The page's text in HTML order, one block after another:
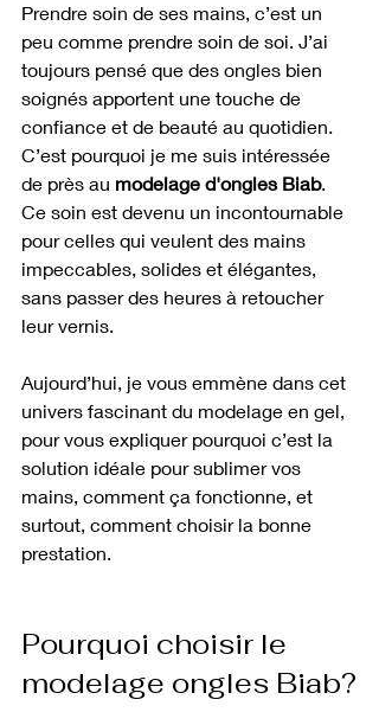
Prendre soin de ses mains, c’est un
peu comme prendre soin de soi. J’ai
toujours pensé que des ongles bien
soignés apportent une touche de
confiance et de beauté au quotidien.
C’est pourquoi je me suis intéressée
de près au modelage d'ongles Biab.
Ce soin est devenu un incontournable
pour celles qui veulent des mains
impeccables, solides et élégantes,
sans passer des heures à retoucher
leur vernis.
Aujourd’hui, je vous emmène dans cet
univers fascinant du modelage en gel,
pour vous expliquer pourquoi c’est la
solution idéale pour sublimer vos
mains, comment ça fonctionne, et
surtout, comment choisir la bonne
prestation.
Pourquoi choisir le
modelage ongles Biab?